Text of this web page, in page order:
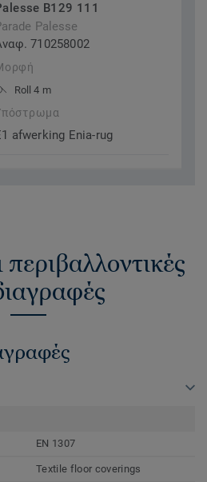
B129 111
Palesse
710258002
Roll 4 m
afwerking Enia-rug
περιβαλλοντικές
EN 1307
Textile floor coverings